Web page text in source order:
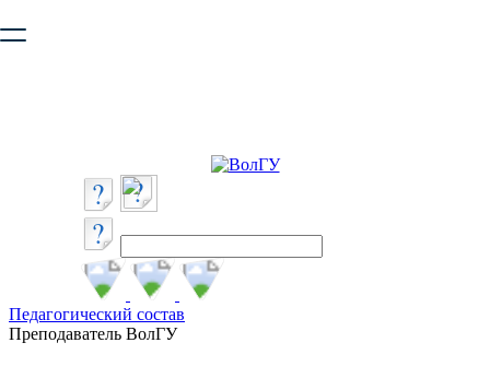
безопасную работу с сайтом. Пожалуйста
Педагогический состав
Преподаватель ВолГУ